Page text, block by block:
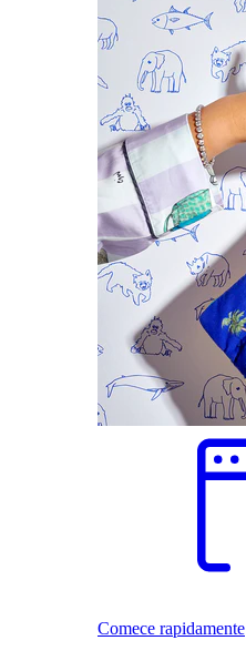
Comece rapidamente